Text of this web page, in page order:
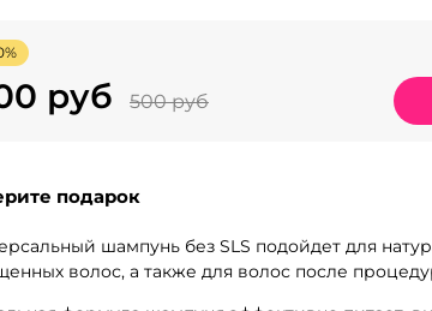
руб 500 руб
подарок
шампунь без SLS подойдет для
волос, а также для волос после